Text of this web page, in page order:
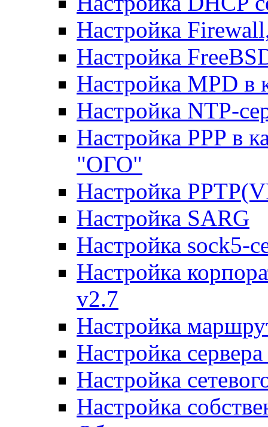
Настройка
Настройка
Настройка MPD в
Настройка NTP-
Настройка PPP в
"ОГО"
Настройка
Настройка SARG
Настройка sock5-
Настройка
v2.7
Настройка
Настройка
Настройка
Настройка